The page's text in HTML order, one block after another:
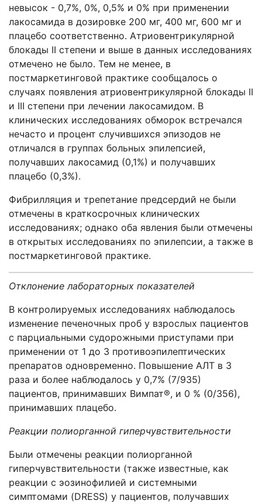
невысок - 0,7%, 0%, 0,5% и 0% при применении
лакосамида в дозировке 200 мг, 400 мг, 600 мг и
плацебо соответственно. Атриовентрикулярной
блокады II степени и выше в данных исследованиях
отмечено не было. Тем не менее, в
постмаркетинговой практике сообщалось о
случаях появления атриовентрикулярной блокады II
и III степени при лечении лакосамидом. В
клинических исследованиях обморок встречался
нечасто и процент случившихся эпизодов не
отличался в группах больных эпилепсией,
получавших лакосамид (0,1%) и получавших
плацебо (0,3%).
Фибрилляция и трепетание предсердий не были
отмечены в краткосрочных клинических
исследованиях; однако оба явления были отмечены
в открытых исследованиях по эпилепсии, а также в
постмаркетинговой практике.
Отклонение лабораторных показателей
В контролируемых исследованиях наблюдалось
изменение печеночных проб у взрослых пациентов
с парциальными судорожными приступами при
применении от 1 до 3 противоэпилептических
препаратов одновременно. Повышение АЛТ в 3
раза и более наблюдалось у 0,7% (7/935)
пациентов, принимавших Вимпат®, и 0 % (0/356),
принимавших плацебо.
Реакции полиорганной гиперчувствительности
Были отмечены реакции полиорганной
гиперчувствительности (также известные, как
реакции с эозинофилией и системными
симптомами (DRESS) у пациентов, получавших